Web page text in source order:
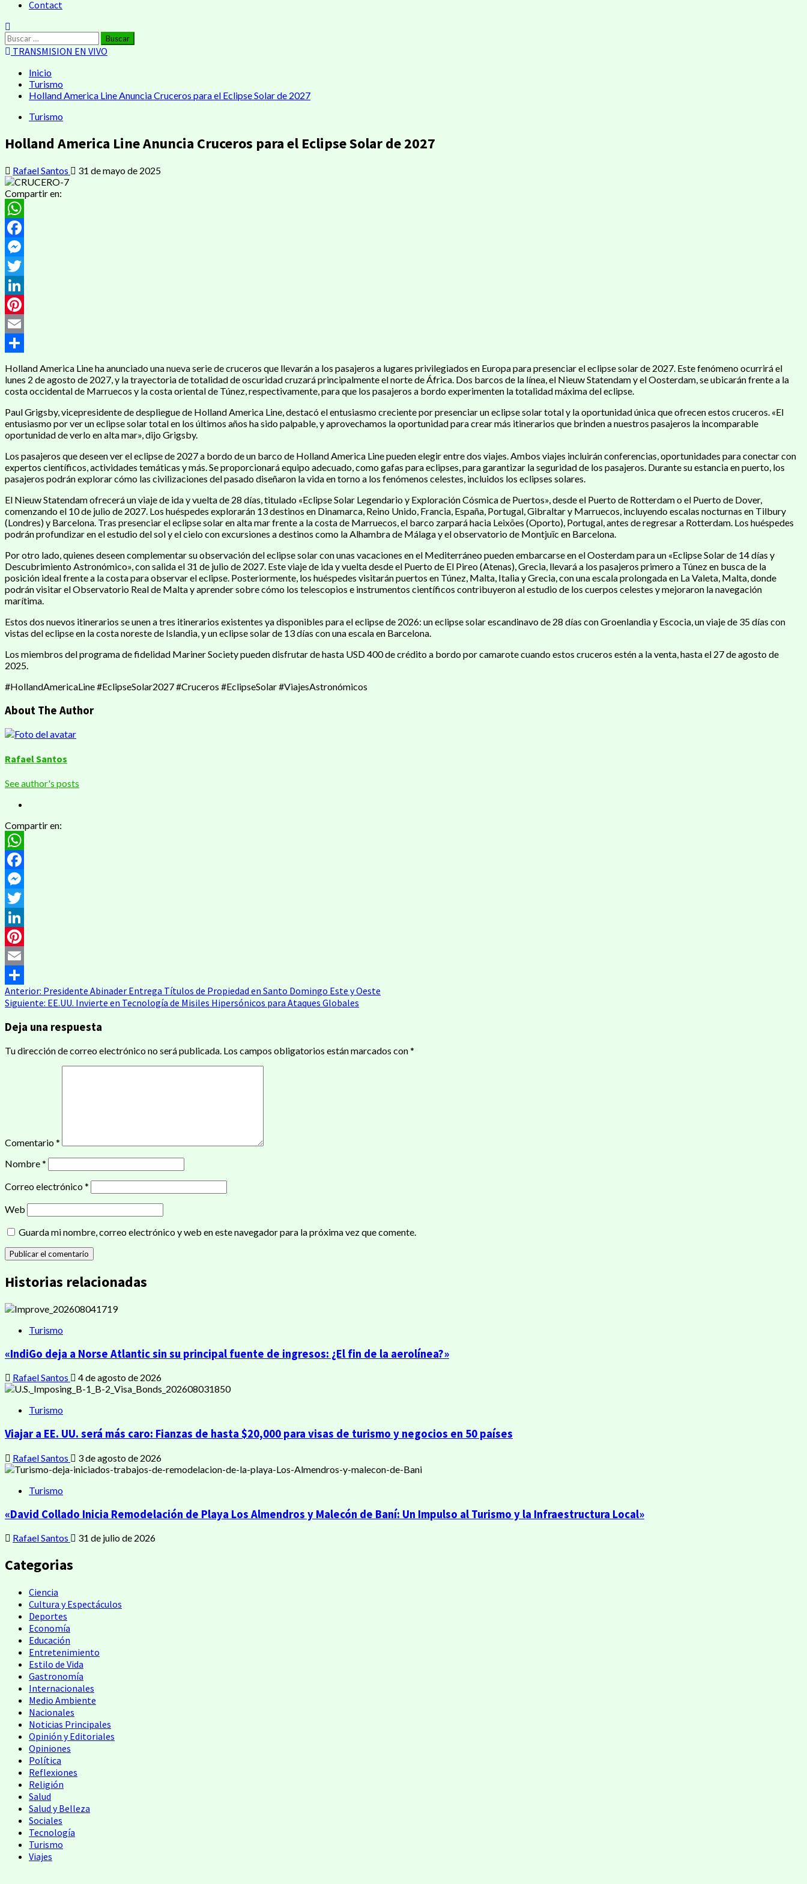
Contact
Buscar:
TRANSMISION EN VIVO
Inicio
Turismo
Holland America Line Anuncia Cruceros para el Eclipse Solar de 2027
Turismo
Holland America Line Anuncia Cruceros para el Eclipse Solar de 2027
Rafael Santos
31 de mayo de 2025
Compartir en:
WhatsApp
Facebook
Messenger
Twitter
LinkedIn
Pinterest
Email
Holland America Line ha anunciado una nueva serie de cruceros que llevarán a los pasajeros a lugares privilegiados en Europa para presenciar el eclipse solar de 2027. Este fenómeno ocurrirá el
lunes 2 de agosto de 2027, y la trayectoria de totalidad de oscuridad cruzará principalmente el norte de África. Dos barcos de la línea, el Nieuw Statendam y el Oosterdam, se ubicarán frente a la
costa occidental de Marruecos y la costa oriental de Túnez, respectivamente, para que los pasajeros a bordo experimenten la totalidad máxima del eclipse.
Paul Grigsby, vicepresidente de despliegue de Holland America Line, destacó el entusiasmo creciente por presenciar un eclipse solar total y la oportunidad única que ofrecen estos cruceros. «El
entusiasmo por ver un eclipse solar total en los últimos años ha sido palpable, y aprovechamos la oportunidad para crear más itinerarios que brinden a nuestros pasajeros la incomparable
oportunidad de verlo en alta mar», dijo Grigsby.
Los pasajeros que deseen ver el eclipse de 2027 a bordo de un barco de Holland America Line pueden elegir entre dos viajes. Ambos viajes incluirán conferencias, oportunidades para conectar con
expertos científicos, actividades temáticas y más. Se proporcionará equipo adecuado, como gafas para eclipses, para garantizar la seguridad de los pasajeros. Durante su estancia en puerto, los
pasajeros podrán explorar cómo las civilizaciones del pasado diseñaron la vida en torno a los fenómenos celestes, incluidos los eclipses solares.
El Nieuw Statendam ofrecerá un viaje de ida y vuelta de 28 días, titulado «Eclipse Solar Legendario y Exploración Cósmica de Puertos», desde el Puerto de Rotterdam o el Puerto de Dover,
comenzando el 10 de julio de 2027. Los huéspedes explorarán 13 destinos en Dinamarca, Reino Unido, Francia, España, Portugal, Gibraltar y Marruecos, incluyendo escalas nocturnas en Tilbury
(Londres) y Barcelona. Tras presenciar el eclipse solar en alta mar frente a la costa de Marruecos, el barco zarpará hacia Leixões (Oporto), Portugal, antes de regresar a Rotterdam. Los huéspedes
podrán profundizar en el estudio del sol y el cielo con excursiones a destinos como la Alhambra de Málaga y el observatorio de Montjuïc en Barcelona.
Por otro lado, quienes deseen complementar su observación del eclipse solar con unas vacaciones en el Mediterráneo pueden embarcarse en el Oosterdam para un «Eclipse Solar de 14 días y
Descubrimiento Astronómico», con salida el 31 de julio de 2027. Este viaje de ida y vuelta desde el Puerto de El Pireo (Atenas), Grecia, llevará a los pasajeros primero a Túnez en busca de la
posición ideal frente a la costa para observar el eclipse. Posteriormente, los huéspedes visitarán puertos en Túnez, Malta, Italia y Grecia, con una escala prolongada en La Valeta, Malta, donde
podrán visitar el Observatorio Real de Malta y aprender sobre cómo los telescopios e instrumentos científicos contribuyeron al estudio de los cuerpos celestes y mejoraron la navegación
marítima.
Estos dos nuevos itinerarios se unen a tres itinerarios existentes ya disponibles para el eclipse de 2026: un eclipse solar escandinavo de 28 días con Groenlandia y Escocia, un viaje de 35 días con
vistas del eclipse en la costa noreste de Islandia, y un eclipse solar de 13 días con una escala en Barcelona.
Los miembros del programa de fidelidad Mariner Society pueden disfrutar de hasta USD 400 de crédito a bordo por camarote cuando estos cruceros estén a la venta, hasta el 27 de agosto de
2025.
#HollandAmericaLine #EclipseSolar2027 #Cruceros #EclipseSolar #ViajesAstronómicos
About The Author
Rafael Santos
See author's posts
Compartir en:
WhatsApp
Facebook
Messenger
Twitter
LinkedIn
Pinterest
Email
Compartir
Navegación
de
entradas
Anterior: Presidente Abinader Entrega Títulos de Propiedad en Santo Domingo Este y Oeste
Siguiente: EE.UU. Invierte en Tecnología de Misiles Hipersónicos para Ataques Globales
Deja una respuesta
Tu dirección de correo electrónico no será publicada. Los campos obligatorios están marcados con*
Comentario*
Nombre*
Correo electrónico*
Web
Guarda mi nombre, correo electrónico y web en este navegador para la próxima vez que comente.
Historias relacionadas
Turismo
«IndiGo deja a Norse Atlantic sin su principal fuente de ingresos: ¿El fin de la aerolínea?»
Rafael Santos 4 de agosto de 2026
Turismo
Viajar a EE. UU. será más caro: Fianzas de hasta $20,000 para visas de turismo y negocios en 50 países
Rafael Santos 3 de agosto de 2026
Turismo
«David Collado Inicia Remodelación de Playa Los Almendros y Malecón de Baní: Un Impulso al Turismo y la Infraestructura Local»
Rafael Santos 31 de julio de 2026
Categorias
Ciencia
Cultura y Espectáculos
Deportes
Economía
Educación
Entretenimiento
Estilo de Vida
Gastronomía
Internacionales
Medio Ambiente
Nacionales
Noticias Principales
Opinión y Editoriales
Opiniones
Política
Reflexiones
Religión
Salud
Salud y Belleza
Sociales
Tecnología
Turismo
Viajes